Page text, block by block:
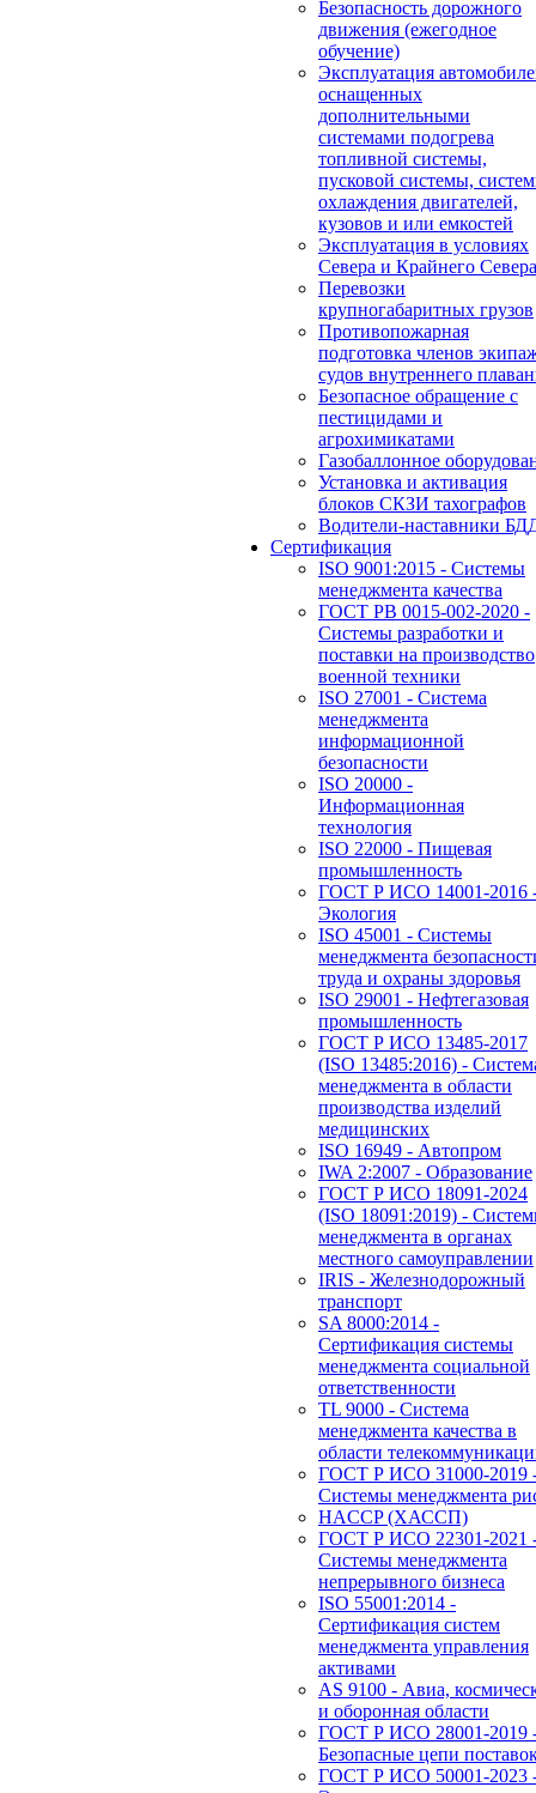
Безопасность дорожного
движения (ежегодное
обучение)
Эксплуатация
оснащенных
дополнительными
системами подогрева
топливной системы,
пусковой системы,
охлаждения двигателей,
кузовов и или емкостей
Эксплуатация в условиях
Севера и Крайнего Севера
Перевозки
крупногабаритных грузов
Противопожарная
подготовка членов
судов внутреннего
Безопасное обращение с
пестицидами и
агрохимикатами
Газобаллонное
Установка и активация
блоков СКЗИ тахографов
Водители-наставники
Сертификация
ISO 9001:2015 - Системы
менеджмента качества
ГОСТ РВ 0015-002-2020 -
Системы разработки и
поставки на производство
военной техники
ISO 27001 - Система
менеджмента
информационной
безопасности
ISO 20000 -
Информационная
технология
ISO 22000 - Пищевая
промышленность
ГОСТ Р ИСО 14001-2016
Экология
ISO 45001 - Системы
менеджмента
труда и охраны здоровья
ISO 29001 - Нефтегазовая
промышленность
ГОСТ Р ИСО 13485-2017
(ISO 13485:2016) -
менеджмента в области
производства изделий
медицинских
ISO 16949 - Автопром
IWA 2:2007 - Образование
ГОСТ Р ИСО 18091-2024
(ISO 18091:2019) -
менеджмента в органах
местного самоуправлении
IRIS - Железнодорожный
транспорт
SA 8000:2014 -
Сертификация системы
менеджмента социальной
ответственности
TL 9000 - Система
менеджмента качества в
области
ГОСТ Р ИСО 31000-2019
Системы менеджмента
HACCP (ХАССП)
ГОСТ Р ИСО 22301-2021
Системы менеджмента
непрерывного бизнеса
ISO 55001:2014 -
Сертификация систем
менеджмента управления
активами
AS 9100 - Авиа,
и оборонная области
ГОСТ Р ИСО 28001-2019
Безопасные цепи
ГОСТ Р ИСО 50001-2023